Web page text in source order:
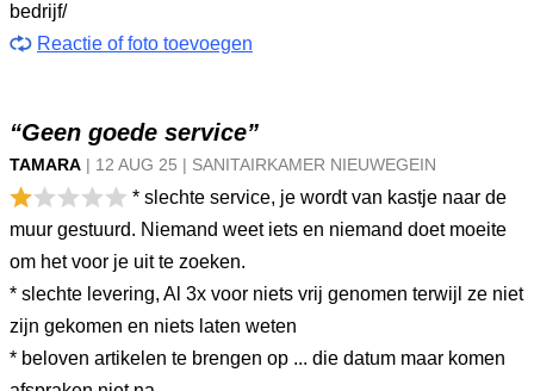
bedrijf/
Reactie of foto toevoegen
“Geen goede service”
TAMARA | 12 AUG 25 | SANITAIRKAMER NIEUWEGEIN
* slechte service, je wordt van kastje naar de
muur gestuurd. Niemand weet iets en niemand doet moeite
om het voor je uit te zoeken.
* slechte levering, Al 3x voor niets vrij genomen terwijl ze niet
zijn gekomen en niets laten weten
* beloven artikelen te brengen op ... die datum maar komen